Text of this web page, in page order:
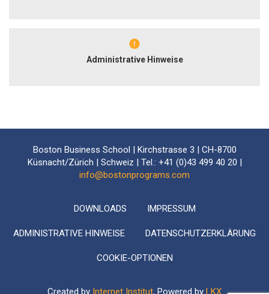
Administrative Hinweise
Boston Business School | Kirchstrasse 3 | CH-8700
Küsnacht/Zürich | Schweiz | Tel.: +41 (0)43 499 40 20 |
info@bostonprograms.com
DOWNLOADS IMPRESSUM
ADMINISTRATIVE HINWEISE DATENSCHUTZERKLÄRUNG
COOKIE-OPTIONEN
Created by Internet Institut, Powered by LKX